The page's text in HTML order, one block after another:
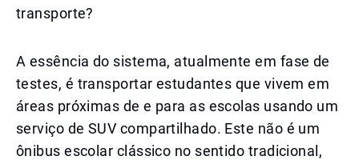
transporte?
A essência do sistema, atualmente em fase de
testes, é transportar estudantes que vivem em
áreas próximas de e para as escolas usando um
serviço de SUV compartilhado. Este não é um
ônibus escolar clássico no sentido tradicional,